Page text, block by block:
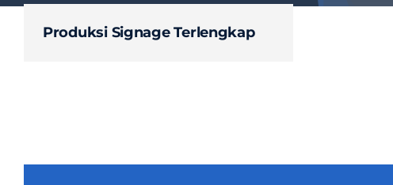
Produksi Signage Terlengkap